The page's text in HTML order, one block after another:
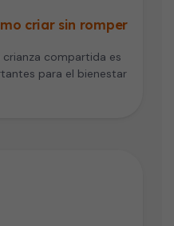
criar sin romper
compartida es
para el bienestar